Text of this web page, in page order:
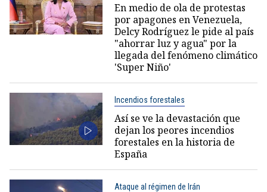
En medio de ola de protestas
por apagones en Venezuela,
Delcy Rodríguez le pide al país
"ahorrar luz y agua" por la
llegada del fenómeno climático
'Super Niño'
Incendios forestales
Así se ve la devastación que
dejan los peores incendios
forestales en la historia de
España
Ataque al régimen de Irán